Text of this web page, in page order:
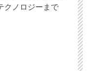
クノロジーまで